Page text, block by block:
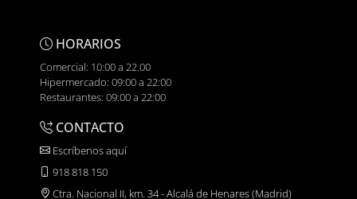
HORARIOS
Comercial: 10:00 a 22.00
Hipermercado: 09:00 a 22:00
Restaurantes: 09:00 a 22:00
CONTACTO
Escríbenos aquí
918 818 150
Ctra. Nacional II, km. 34 - Alcalá de Henares (Madrid)